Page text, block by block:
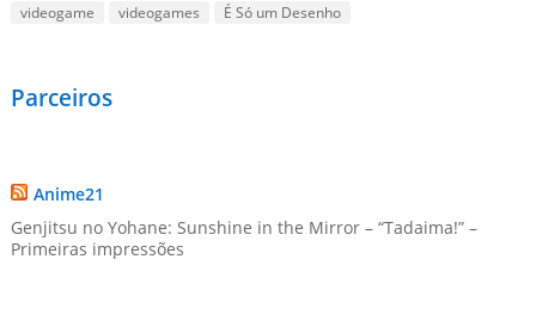
videogame
videogames É Só um Desenho
Parceiros
Anime21
Genjitsu no Yohane: Sunshine in the Mirror – “Tadaima!” –
Primeiras impressões